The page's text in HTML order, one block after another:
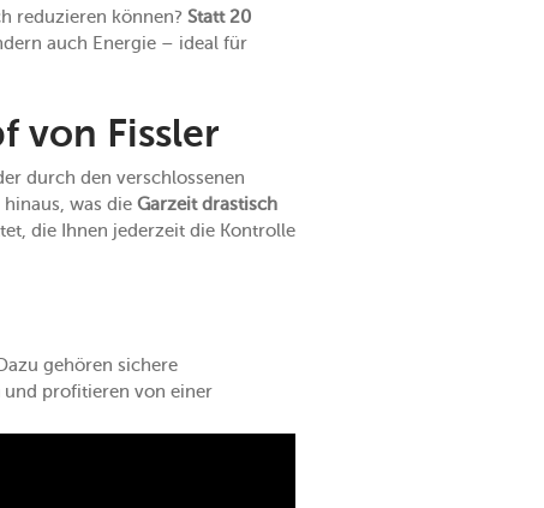
reduzieren können? Statt 20
auch Energie – ideal für
von Fissler
durch den verschlossenen
was die Garzeit drastisch
die Ihnen jederzeit die Kontrolle
gehören sichere
und profitieren von einer